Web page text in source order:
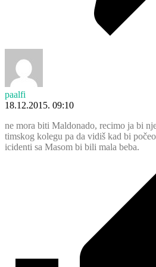
paalfi
18.12.2015. 09:10
ne mora biti Maldonado, recimo ja bi
timskog kolegu pa da vidiš kad bi
icidenti sa Masom bi bili mala beba.